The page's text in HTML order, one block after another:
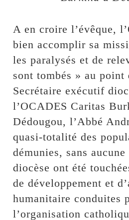
A en croire l’évêque,
bien accomplir sa
les paralysés et de
sont tombés » au
Secrétaire exécutif
l’OCADES Caritas
Dédougou, l’Abbé
quasi-totalité des
démunies, sans
diocèse ont été
de développement et
humanitaire conduites
l’organisation